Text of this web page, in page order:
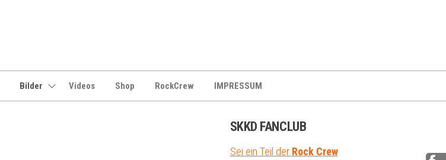
Bilder Videos Shop RockCrew IMPRESSUM
SKKD FANCLUB
Sei ein Teil der Rock Crew